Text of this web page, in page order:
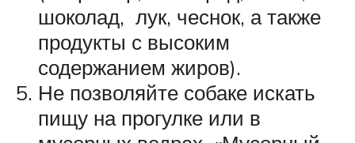
шоколад, лук, чеснок, а также
продукты с высоким
содержанием жиров).
Не позволяйте собаке искать
пищу на прогулке или в